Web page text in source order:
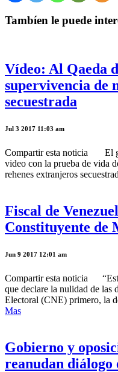
Tambíen le puede
Vídeo: Al Qaeda
supervivencia de
secuestrada
Jul 3 2017 11:03 am
Compartir esta noticia El
video con la prueba de vida
rehenes extranjeros
Fiscal de
Constituyente de
Jun 9 2017 12:01 am
Compartir esta noticia
que declare la nulidad de las
Electoral (CNE) primero, la
Mas
Gobierno y
reanudan diálogo